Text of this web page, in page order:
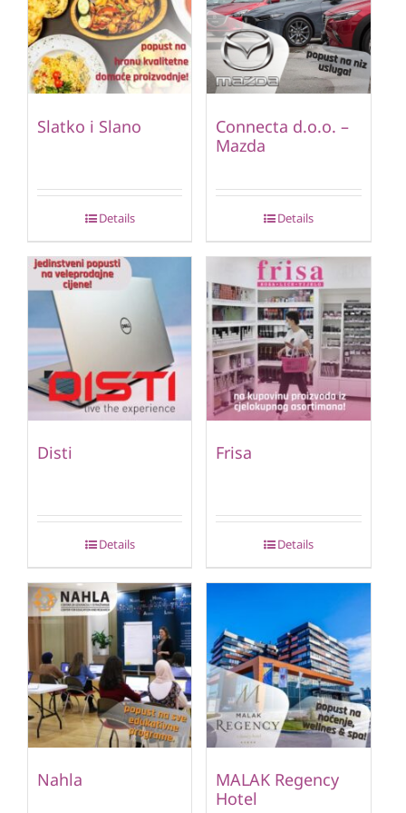
Slatko i Slano
Details
Connecta d.o.o. –
Mazda
Details
Disti
Details
Frisa
Details
Nahla
MALAK Regency
Hotel